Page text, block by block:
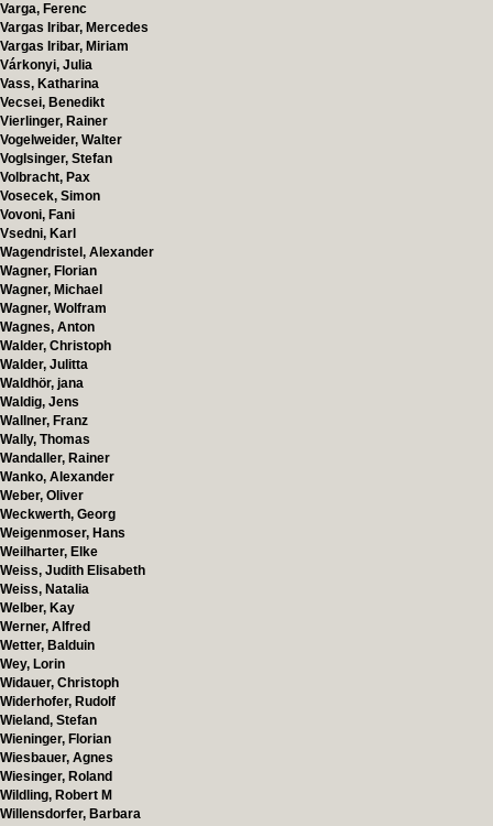
Varga, Ferenc
Vargas Iribar, Mercedes
Vargas Iribar, Miriam
Várkonyi, Julia
Vass, Katharina
Vecsei, Benedikt
Vierlinger, Rainer
Vogelweider, Walter
Voglsinger, Stefan
Volbracht, Pax
Vosecek, Simon
Vovoni, Fani
Vsedni, Karl
Wagendristel, Alexander
Wagner, Florian
Wagner, Michael
Wagner, Wolfram
Wagnes, Anton
Walder, Christoph
Walder, Julitta
Waldhör, jana
Waldig, Jens
Wallner, Franz
Wally, Thomas
Wandaller, Rainer
Wanko, Alexander
Weber, Oliver
Weckwerth, Georg
Weigenmoser, Hans
Weilharter, Elke
Weiss, Judith Elisabeth
Weiss, Natalia
Welber, Kay
Werner, Alfred
Wetter, Balduin
Wey, Lorin
Widauer, Christoph
Widerhofer, Rudolf
Wieland, Stefan
Wieninger, Florian
Wiesbauer, Agnes
Wiesinger, Roland
Wildling, Robert M
Willensdorfer, Barbara